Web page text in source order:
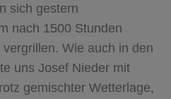
sich gestern
nach 1500 Stunden
Wie auch in den
uns Josef Nieder mit
gemischter Wetterlage,